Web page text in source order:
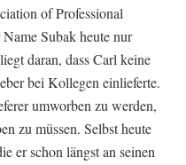
of Professional
Subak heute nur
daran, dass Carl keine
bei Kollegen einlieferte.
umworben zu werden,
zu müssen. Selbst heute
er schon längst an seinen